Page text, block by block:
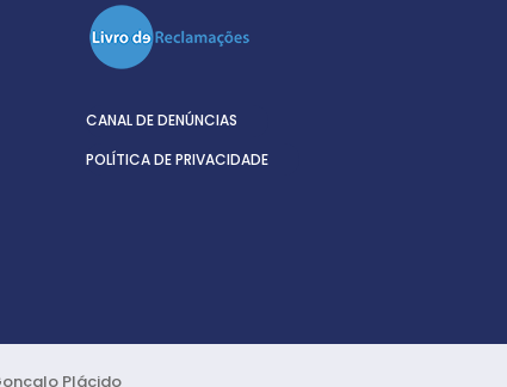
CANAL DE DENÚNCIAS
POLÍTICA DE PRIVACIDADE
Plácido